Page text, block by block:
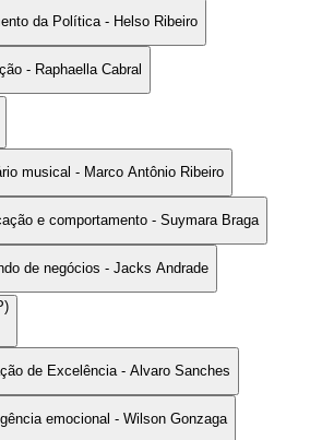
da Política - Helso Ribeiro
- Raphaella Cabral
musical - Marco Antônio Ribeiro
e comportamento - Suymara Braga
de negócios - Jacks Andrade
de Excelência - Alvaro Sanches
emocional - Wilson Gonzaga